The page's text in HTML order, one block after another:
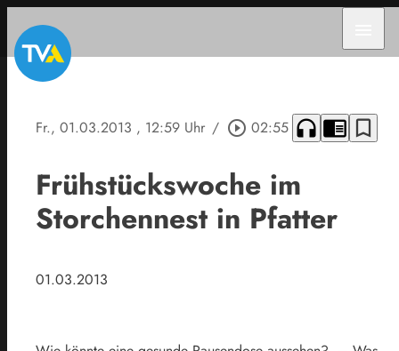
Fr., 01.03.2013 , 12:59 Uhr / play_circle_outline 02:55 headphones chrome_reader_mode bookmark_border
Frühstückswoche im
Storchennest in Pfatter
01.03.2013